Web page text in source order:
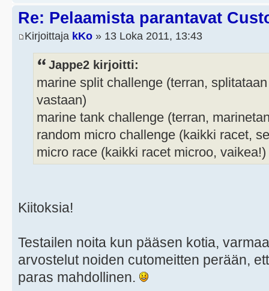
Re: Pelaamista parantavat
Kirjoittaja kKo » 13 Loka 2011, 13:43
Jappe2 kirjoitti:
marine split challenge (terran,
vastaan)
marine tank challenge (terran,
random micro challenge (kaikki racet,
micro race (kaikki racet microo, vaikea!)
Kiitoksia!
Testailen noita kun pääsen kotia,
arvostelut noiden cutomeitten perään,
paras mahdollinen.